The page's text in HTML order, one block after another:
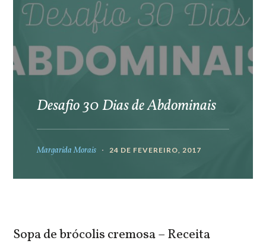
Desafio 30 Dias de Abdominais
Margarida Morais 24 DE FEVEREIRO, 2017
Sopa de brócolis cremosa – Receita